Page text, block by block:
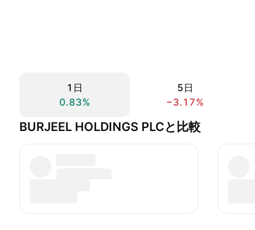
1日
0.83%
5日
−3.17%
BURJEEL HOLDINGS PLCと比較